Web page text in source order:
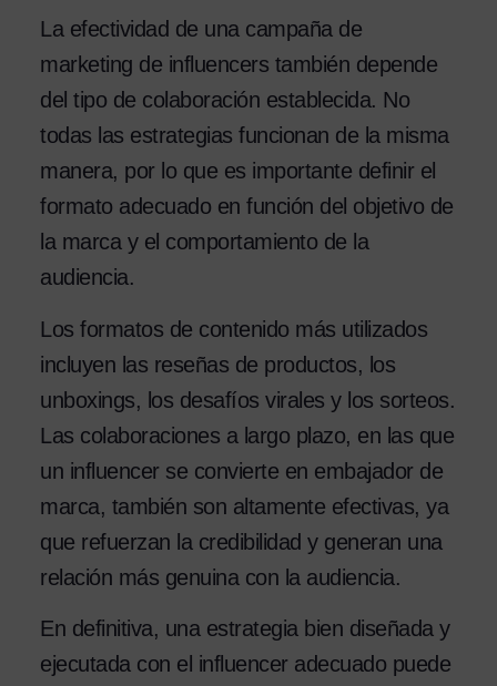
La efectividad de una campaña de
marketing de influencers también depende
del tipo de colaboración establecida. No
todas las estrategias funcionan de la misma
manera, por lo que es importante definir el
formato adecuado en función del objetivo de
la marca y el comportamiento de la
audiencia.
Los formatos de contenido más utilizados
incluyen las reseñas de productos, los
unboxings, los desafíos virales y los sorteos.
Las colaboraciones a largo plazo, en las que
un influencer se convierte en embajador de
marca, también son altamente efectivas, ya
que refuerzan la credibilidad y generan una
relación más genuina con la audiencia.
En definitiva, una estrategia bien diseñada y
ejecutada con el influencer adecuado puede